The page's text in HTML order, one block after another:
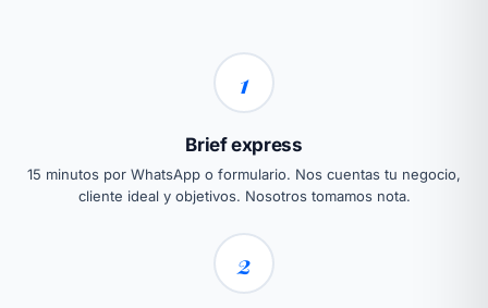
1
Brief express
15 minutos por WhatsApp o formulario. Nos cuentas tu negocio,
cliente ideal y objetivos. Nosotros tomamos nota.
2